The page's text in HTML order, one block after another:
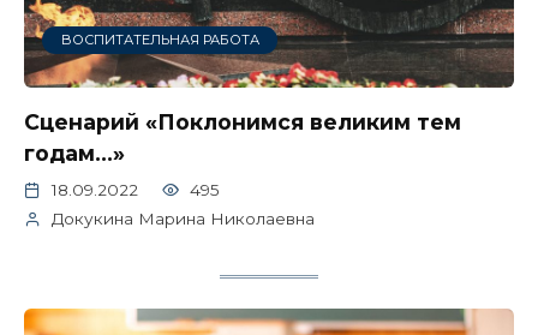
ВОСПИТАТЕЛЬНАЯ РАБОТА
Сценарий «Поклонимся великим тем
годам…»
18.09.2022
495
Докукина Марина Николаевна